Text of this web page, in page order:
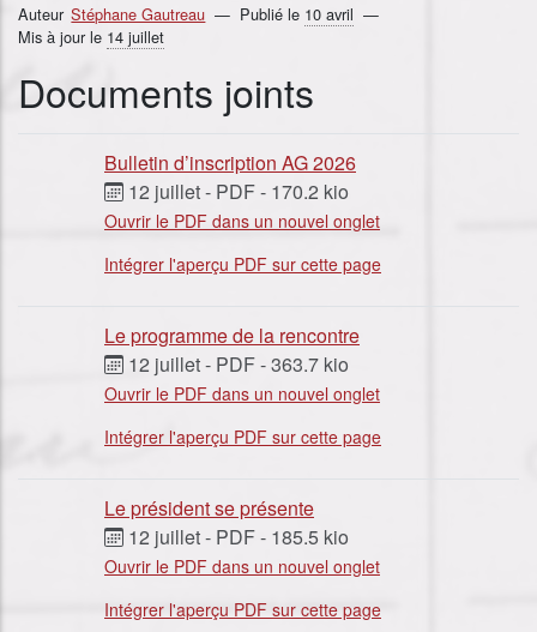
Auteur Stéphane Gautreau Publié le 10 avril
Mis à jour le 14 juillet
Documents joints
Bulletin d’inscription AG 2026
12 juillet- PDF- 170.2 kio
Ouvrir le PDF dans un nouvel onglet
Intégrer l'aperçu PDF sur cette page
Le programme de la rencontre
12 juillet- PDF-363.7 kio
Ouvrir le PDF dans un nouvel onglet
Intégrer l'aperçu PDF sur cette page
Le président se présente
12 juillet- PDF- 185.5 kio
Ouvrir le PDF dans un nouvel onglet
Intégrer l'aperçu PDF sur cette page